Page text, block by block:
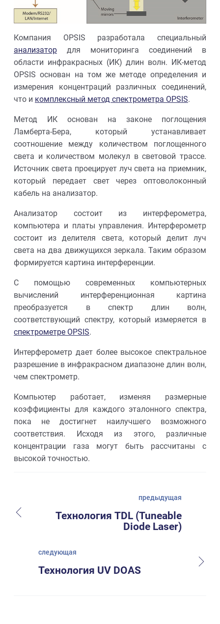
Компания OPSIS разработала специальный
анализатор для мониторинга соединений в
области инфракрасных (ИК) длин волн. ИК-метод
OPSIS основан на том же методе определения и
измерения концентраций различных соединений,
что и комплексный метод спектрометра OPSIS.
Метод ИК основан на законе поглощения
Ламберта-Бера, который устанавливает
соотношение между количеством поглощенного
света и количеством молекул в световой трассе.
Источник света проецирует луч света на приемник,
который передает свет через оптоволоконный
кабель на анализатор.
Анализатор состоит из интерферометра,
компьютера и платы управления. Интерферометр
состоит из делителя света, который делит луч
света на два движущихся зеркала. Таким образом
формируется картина интерференции.
С помощью современных компьютерных
вычислений интерференционная картина
преобразуется в спектр длин волн,
соответствующий спектру, который измеряется в
спектрометре OPSIS.
Интерферометр дает более высокое спектральное
разрешение в инфракрасном диапазоне длин волн,
чем спектрометр.
Компьютер работает, изменяя размерные
коэффициенты для каждого эталонного спектра,
пока не достигнет наилучшего возможного
соответствия. Исходя из этого, различные
концентрации газа могут быть рассчитаны с
высокой точностью.
предыдущая
Технология TDL (Tuneable
Diode Laser)
следующая
Технология UV DOAS